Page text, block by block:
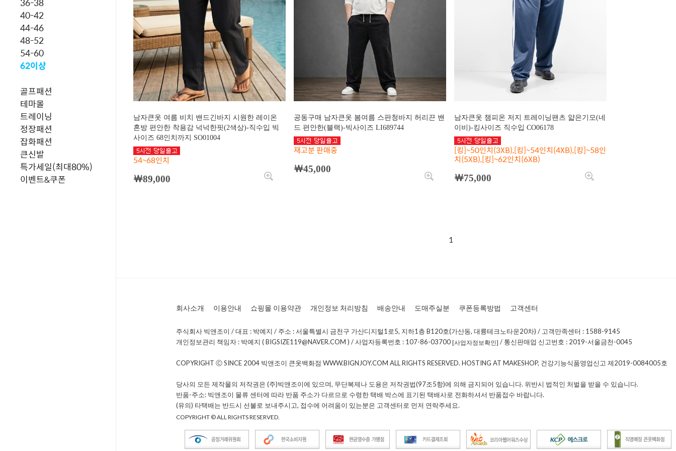
40-42
44-46
48-52
54-60
62이상
골프패션
테마몰
트레이닝
정장패션
잡화패션
큰신발
특가세일(최대80%)
이벤트&쿠폰
남자큰옷 여름 비치 밴드긴바지 시원한 레이온
혼방 편안한 착용감 넉넉한핏(2색상)-직수입 빅
사이즈 68인치까지 SO01004
54~68인치
￦89,000
공동구매 남자큰옷 봄여름 스판청바지 허리끈 밴
드 편안한(블랙)-빅사이즈 LI689744
재고분 판매중
￦45,000
남자큰옷 챔피온 저지 트레이닝팬츠 얇은기모(네
이비)-킹사이즈 직수입 CO06178
[킹]~50인치(3XB),[킹]~54인치(4XB),[킹]~58인
치(5XB),[킹]~62인치(6XB)
￦75,000
1
회사소개 이용안내 쇼핑몰 이용약관 개인정보 처리방침 배송안내 도매주실분 쿠폰등록방법 고객센터
주식회사 빅앤조이 / 대표 : 박예지 / 주소 : 서울특별시 금천구 가산디지털1로5, 지하1층 B120호(가산동, 대륭테크노타운20차) / 고객만족센터 : 1588-9145
개인정보관리 책임자 : 박예지 ( BIGSIZE119@NAVER.COM ) / 사업자등록번호 : 107-86-03700 [사업자정보확인] / 통신판매업 신고번호 : 2019-서울금천-0045
COPYRIGHT Ⓒ SINCE 2004 빅앤조이 큰옷백화점 WWW.BIGNJOY.COM ALL RIGHTS RESERVED. HOSTING AT MAKESHOP, 건강기능식품영업신고 제2019-0084005호
당사의 모든 제작물의 저작권은 (주)빅앤조이에 있으며, 무단복제나 도용은 저작권법(97조5항)에 의해 금지되어 있습니다. 위반시 법적인 처벌을 받을 수 있습니다.
반품-주소: 빅앤조이 물류 센터에 따라 반품 주소가 다르므로 수령한 택배 박스에 표기된 택배사로 전화하셔서 반품접수 바랍니다.
(유의) 타택배는 반드시 선불로 보내주시고, 접수에 어려움이 있는분은 고객센터로 먼저 연락주세요.
COPYRIGHT © ALL RIGHTS RESERVED.